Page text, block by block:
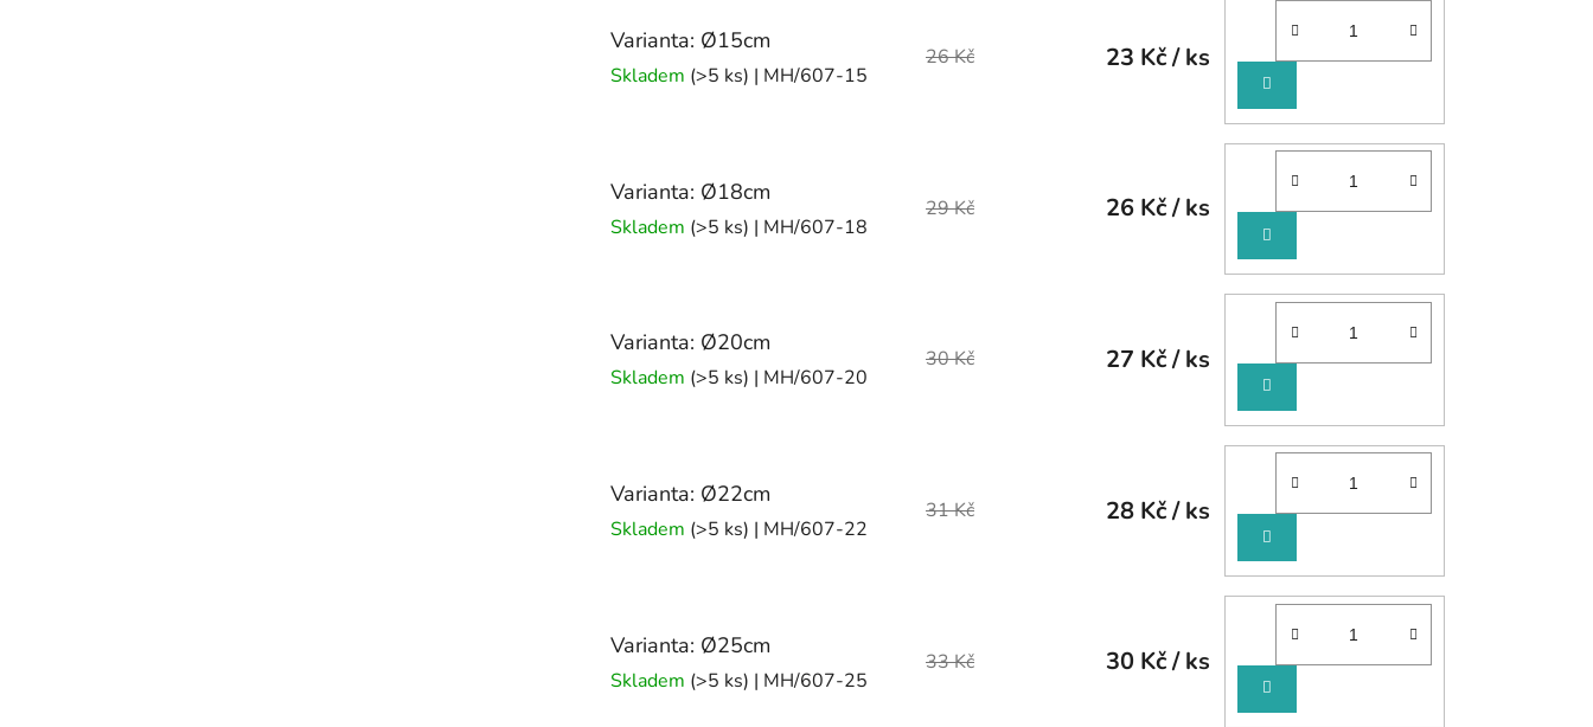
Varianta: Ø15cm
Skladem (>5 ks) | MH/607-15
26 Kč 23 Kč/ ks
DO
KOŠÍKU
Varianta: Ø18cm
Skladem (>5 ks) | MH/607-18
29 Kč 26 Kč/ ks
DO
KOŠÍKU
Varianta: Ø20cm
Skladem (>5 ks) | MH/607-20
30 Kč 27 Kč/ ks
DO
KOŠÍKU
Varianta: Ø22cm
Skladem (>5 ks) | MH/607-22
31 Kč 28 Kč/ ks
DO
KOŠÍKU
Varianta: Ø25cm
Skladem (>5 ks) | MH/607-25
33 Kč 30 Kč/ ks
DO
KOŠÍKU